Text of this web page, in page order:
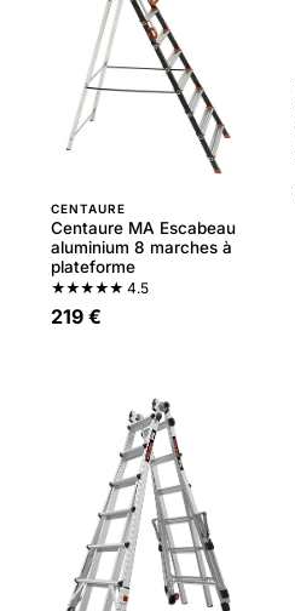
CENTAURE
Centaure MA Escabeau
aluminium 8 marches à
plateforme
★★★★★ 4.5
219 €